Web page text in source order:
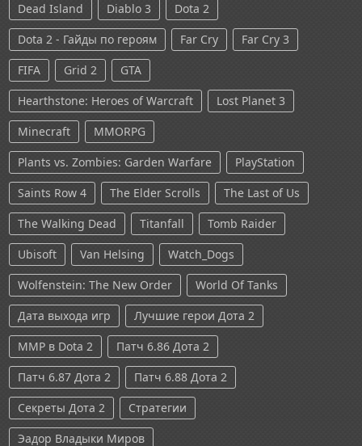
Dead Island
Diablo 3
Dota 2
Dota 2 - Гайды по героям
Far Cry
Far Cry 3
FIFA
Grid 2
GTA
Hearthstone: Heroes of Warcraft
Lost Planet 3
Minecraft
MMORPG
Plants vs. Zombies: Garden Warfare
PlayStation
Saints Row 4
The Elder Scrolls
The Last of Us
The Walking Dead
Titanfall
Tomb Raider
Ubisoft
Van Helsing
Watch_Dogs
Wolfenstein: The New Order
World Of Tanks
Дата выхода игр
Лучшие герои Дота 2
ММР в Dota 2
Патч 6.86 Дота 2
Патч 6.87 Дота 2
Патч 6.88 Дота 2
Секреты Дота 2
Стратегии
Эадор Владыки Миров